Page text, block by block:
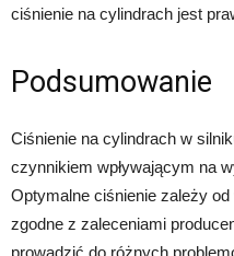
ciśnienie na cylindrach jest
Podsumowanie
Ciśnienie na cylindrach w
czynnikiem wpływającym na
Optymalne ciśnienie zależy
zgodne z zaleceniami